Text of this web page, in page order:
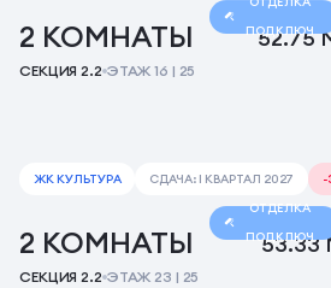
2 КОМНАТЫ
СЕКЦИЯ 2.2 ЭТАЖ 16 | 25
52.75
ПОД КЛЮЧ
ЖК КУЛЬТУРА СДАЧА: I КВАРТАЛ 2027 -
2 КОМНАТЫ
СЕКЦИЯ 2.2 ЭТАЖ 23 | 25
53.33
ОТДЕЛКА
ПОД КЛЮЧ